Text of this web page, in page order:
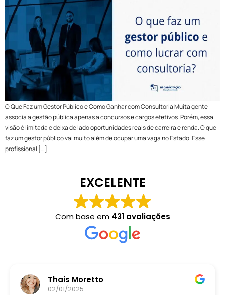
O Que Faz um Gestor Público e Como Ganhar com Consultoria Muita gente
associa a gestão pública apenas a concursos e cargos efetivos. Porém, essa
visão é limitada e deixa de lado oportunidades reais de carreira e renda. O que
faz um gestor público vai muito além de ocupar uma vaga no Estado. Esse
profissional […]
EXCELENTE
Com base em 431 avaliações
Thais Moretto
02/01/2025